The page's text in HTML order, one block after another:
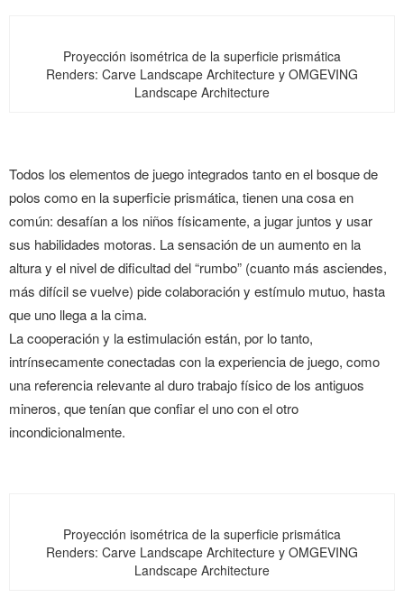
Proyección isométrica de la superficie prismática
Renders: Carve Landscape Architecture y OMGEVING
Landscape Architecture
Todos los elementos de juego integrados tanto en el bosque de
polos como en la superficie prismática, tienen una cosa en
común: desafían a los niños físicamente, a jugar juntos y usar
sus habilidades motoras. La sensación de un aumento en la
altura y el nivel de dificultad del “rumbo” (cuanto más asciendes,
más difícil se vuelve) pide colaboración y estímulo mutuo, hasta
que uno llega a la cima.
La cooperación y la estimulación están, por lo tanto,
intrínsecamente conectadas con la experiencia de juego, como
una referencia relevante al duro trabajo físico de los antiguos
mineros, que tenían que confiar el uno con el otro
incondicionalmente.
Proyección isométrica de la superficie prismática
Renders: Carve Landscape Architecture y OMGEVING
Landscape Architecture